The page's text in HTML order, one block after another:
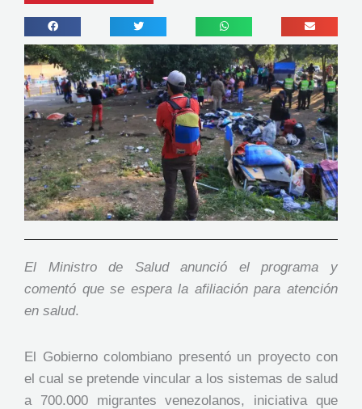
El Ministro de Salud anunció el programa y
comentó que se espera la afiliación para atención
en salud.
El Gobierno colombiano presentó un proyecto con
el cual se pretende vincular a los sistemas de salud
a 700.000 migrantes venezolanos, iniciativa que